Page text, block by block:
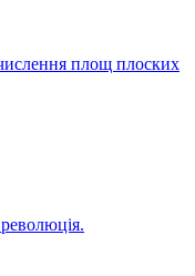
площ плоских